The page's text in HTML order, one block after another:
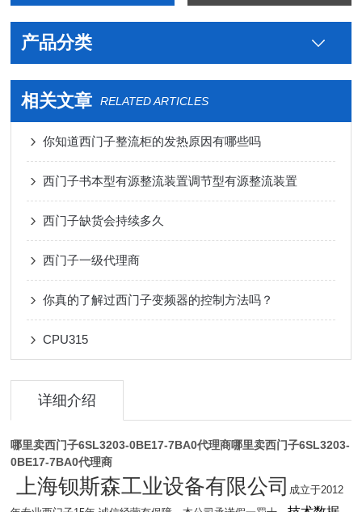
产品分类
相关文章 RELATED ARTICLES
你知道西门子整流柜的发热原因有哪些吗
西门子书本型有源整流装置调节型有源整流装置
西门子缺货会持续多久
西门子一级代理商
你真的了解过西门子变频器的控制方法吗？
CPU315
详细介绍
哪里卖西门子6SL3203-0BE17-7BA0代理商哪里卖西门子6SL3203-
0BE17-7BA0代理商
上海钡斯森工业设备有限公司 成立于2012